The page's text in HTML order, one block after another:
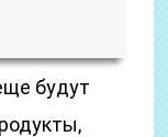
будут